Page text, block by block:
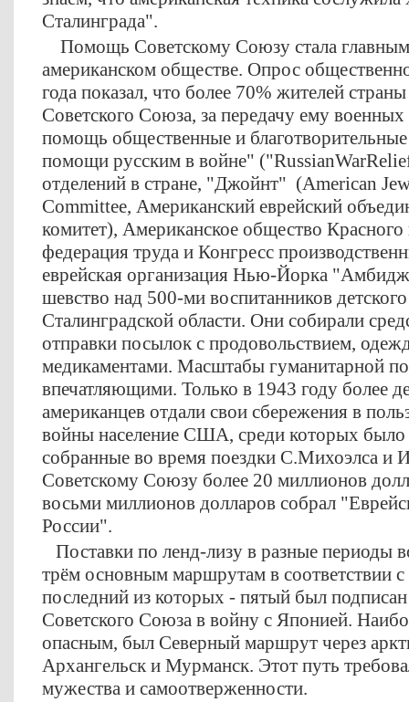
Сталинграда".
Помощь Советскому Союзу стала главным
американском обществе. Опрос
года показал, что более 70% жителей
Советского Союза, за передачу ему
помощь общественные и
помощи русским в войне"
отделений в стране, "Джойнт" (American
Committee, Американский еврейский
комитет), Американское общество Красного
федерация труда и Конгресс
еврейская организация Нью-Йорка
шевство над 500-ми воспитанников
Сталинградской области. Они собирали
отправки посылок с продовольствием,
медикаментами. Масштабы гуманитарной
впечатляющими. Только в 1943 году более
американцев отдали свои сбережения в
войны население США, среди которых было
собранные во время поездки С.Михоэлса и
Советскому Союзу более 20 миллионов
восьми миллионов долларов собрал
России".
Поставки по ленд-лизу в разные периоды
трём основным маршрутам в соответствии
последний из которых - пятый был
Советского Союза в войну с Японией.
опасным, был Северный маршрут через
Архангельск и Мурманск. Этот путь
мужества и самоотверженности.